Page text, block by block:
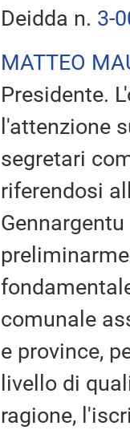
Deidda n. 3-
MATTEO
Presidente.
l'attenzione
segretari
riferendosi
comunale
e province,
livello di
ragione,